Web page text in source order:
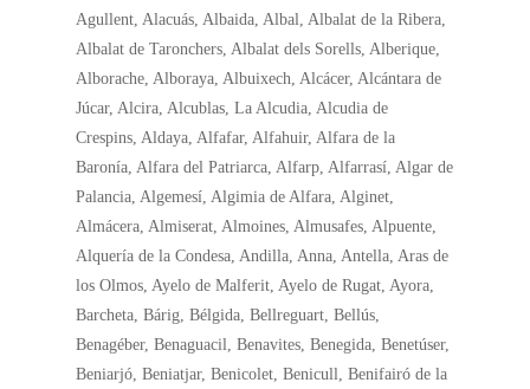
Agullent, Alacuás, Albaida, Albal, Albalat de la Ribera,
Albalat de Taronchers, Albalat dels Sorells, Alberique,
Alborache, Alboraya, Albuixech, Alcácer, Alcántara de
Júcar, Alcira, Alcublas, La Alcudia, Alcudia de
Crespins, Aldaya, Alfafar, Alfahuir, Alfara de la
Baronía, Alfara del Patriarca, Alfarp, Alfarrasí, Algar de
Palancia, Algemesí, Algimia de Alfara, Alginet,
Almácera, Almiserat, Almoines, Almusafes, Alpuente,
Alquería de la Condesa, Andilla, Anna, Antella, Aras de
los Olmos, Ayelo de Malferit, Ayelo de Rugat, Ayora,
Barcheta, Bárig, Bélgida, Bellreguart, Bellús,
Benagéber, Benaguacil, Benavites, Benegida, Benetúser,
Beniarjó, Beniatjar, Benicolet, Benicull, Benifairó de la